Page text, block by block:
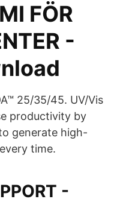
FÖR
-
25/35/45. UV/Vis
productivity by
generate high-
time.
-